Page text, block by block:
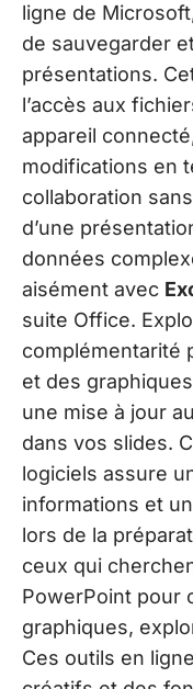
ligne de
de sauvegarder
présentations.
l’accès aux
appareil
modifications en
collaboration
d’une
données
aisément avec
suite Office.
complémentarité
et des
une mise à jour
dans vos slides.
logiciels assure
informations et
lors de la
ceux qui
PowerPoint pour
graphiques,
Ces outils en